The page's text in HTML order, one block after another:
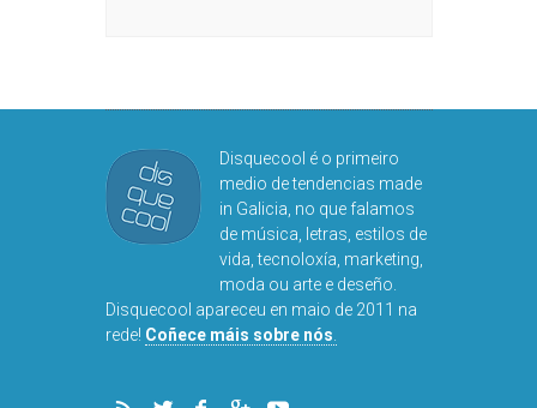
Disquecool é o primeiro
medio de tendencias made
in Galicia, no que falamos
de música, letras, estilos de
vida, tecnoloxía, marketing,
moda ou arte e deseño.
Disquecool apareceu en maio de 2011 na
rede! Coñece máis sobre nós.